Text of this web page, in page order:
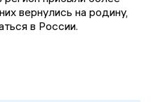
вернулись на родину,
в России.